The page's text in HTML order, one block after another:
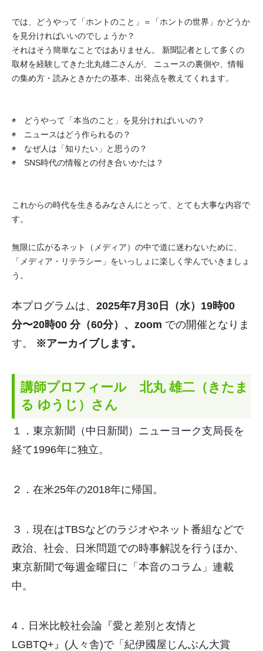
では、どうやって「ホントのこと」＝「ホントの世界」 かどうか
を見分ければいいのでしょうか？
それはそう簡単なことではありません。 新聞記者として多くの
取材を経験してきた北丸雄二さんが、 ニュースの裏側や、情報
の集め方・読みときかたの基本、 出発点を教えてくれます。
◉ どうやって「本当のこと」を見分ければいいの？
◉ ニュースはどう作られるの？
◉ なぜ人は「知りたい」と思うの？
◉ SNS時代の情報との付き合いかたは？
これからの時代を生きるみなさんにとって、
とても大事な内容で
す。
無限に広がるネット（メディア）の中で道に迷わないために、
「メディア・リテラシー」 をいっしょに楽しく学んでいきましょ
う。
本プログラムは、 2025年7月30日（水）19時00
分〜20時00 分（60分）、zoom での開催となりま
す。 ※アーカイブします。
講師プロフィール 北丸 雄二（きたま
る ゆうじ）さん
１．東京新聞（中日新聞） ニューヨーク支局長を
経て1996年に独立。
２．在米25年の2018年に帰国。
３．現在はTBSなどのラジオやネット番組などで
政治、社会、
日米問題での時事解説を行うほか、
東京新聞で毎週金曜日に「 本音のコラム」連載
中。
4．日米比較社会論『愛と差別と友情と
LGBTQ+』(人々舎)で「紀伊國屋じんぶん大賞